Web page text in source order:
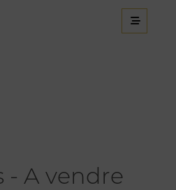
- A vendre